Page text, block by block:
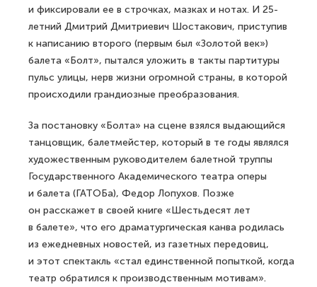
и фиксировали ее в строчках, мазках и нотах. И 25-
летний Дмитрий Дмитриевич Шостакович, приступив
к написанию второго (первым был «Золотой век»)
балета «Болт», пытался уложить в такты партитуры
пульс улицы, нерв жизни огромной страны, в которой
происходили грандиозные преобразования.
За постановку «Болта» на сцене взялся выдающийся
танцовщик, балетмейстер, который в те годы являлся
художественным руководителем балетной труппы
Государственного Академического театра оперы
и балета (ГАТОБа), Федор Лопухов. Позже
он расскажет в своей книге «Шестьдесят лет
в балете», что его драматургическая канва родилась
из ежедневных новостей, из газетных передовиц,
и этот спектакль «стал единственной попыткой, когда
театр обратился к производственным мотивам».